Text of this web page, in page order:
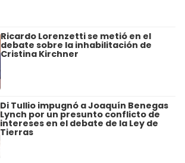
Ricardo Lorenzetti se metió en el
debate sobre la inhabilitación de
Cristina Kirchner
Di Tullio impugnó a Joaquín Benegas
Lynch por un presunto conflicto de
intereses en el debate de la Ley de
Tierras